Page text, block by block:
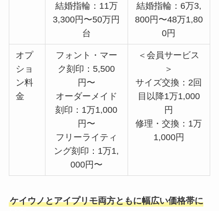
結婚指輪：11万
3,300円〜50万円
台
結婚指輪：6万3,
800円〜48万1,80
0円
オプ
ショ
ン料
金
フォント・マー
ク刻印：5,500
円〜
オーダーメイド
刻印：1万1,000
円〜
フリーライティ
ング刻印：1万1,
000円〜
＜会員サービス
＞
サイズ交換：2回
目以降1万1,000
円
修理・交換：1万
1,000円
ケイウノとアイプリモ両方ともに幅広い価格帯に